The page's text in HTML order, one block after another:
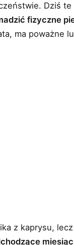
Dziś
fizyczne
ma poważne
z kaprysu,